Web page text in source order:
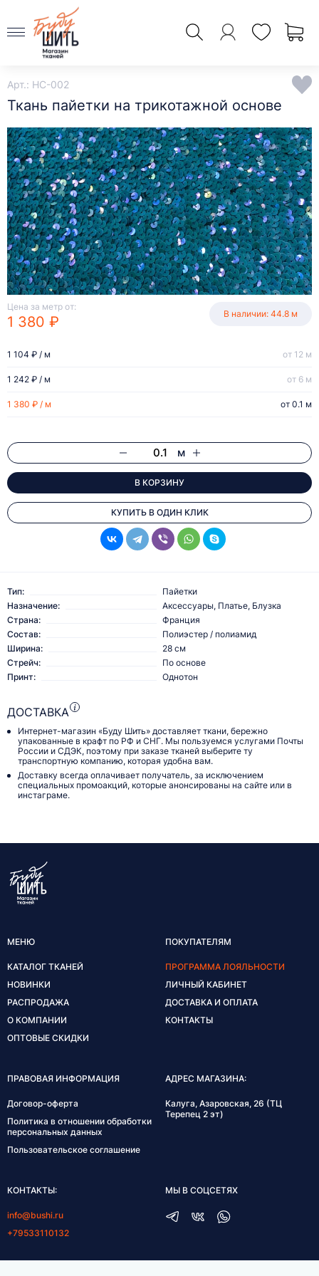
Арт.: HC-002
Ткань пайетки на трикотажной основе
Цена за метр от:
1 380 ₽ В наличии: 44.8 м
1 380 ₽ / м от 0.1 м
1 242 ₽ / м от 6 м
1 104 ₽ / м от 12 м
м
В КОРЗИНУ
КУПИТЬ В ОДИН КЛИК
Тип:
Пайетки
Назначение:
Аксессуары, Платье, Блузка
Страна:
Франция
Состав:
Полиэстер / полиамид
Ширина:
28 см
Стрейч:
По основе
Принт:
Однотон
ДОСТАВКА
Интернет-магазин «Буду Шить» доставляет ткани, бережно
упакованные в крафт по РФ и СНГ. Мы пользуемся услугами Почты
России и СДЭК, поэтому при заказе тканей выберите ту
транспортную компанию, которая удобна вам.
Доставку всегда оплачивает получатель, за исключением
специальных промоакций, которые анонсированы на сайте или в
инстаграме.
МЕНЮ
КАТАЛОГ ТКАНЕЙ
НОВИНКИ
РАСПРОДАЖА
О КОМПАНИИ
ОПТОВЫЕ СКИДКИ
ПОКУПАТЕЛЯМ
ПРОГРАММА ЛОЯЛЬНОСТИ
ЛИЧНЫЙ КАБИНЕТ
ДОСТАВКА И ОПЛАТА
КОНТАКТЫ
ПРАВОВАЯ ИНФОРМАЦИЯ
Договор-оферта
Политика в отношении обработки
персональных данных
Пользовательское соглашение
АДРЕС МАГАЗИНА:
Калуга, Азаровская, 26 (ТЦ
Терепец 2 эт)
КОНТАКТЫ:
info@bushi.ru
+79533110132
МЫ В СОЦСЕТЯХ